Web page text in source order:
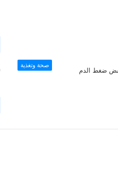
صحة وتغذية